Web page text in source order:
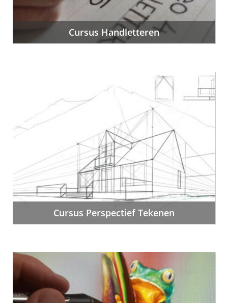
Cursus Handletteren
Cursus Perspectief Tekenen